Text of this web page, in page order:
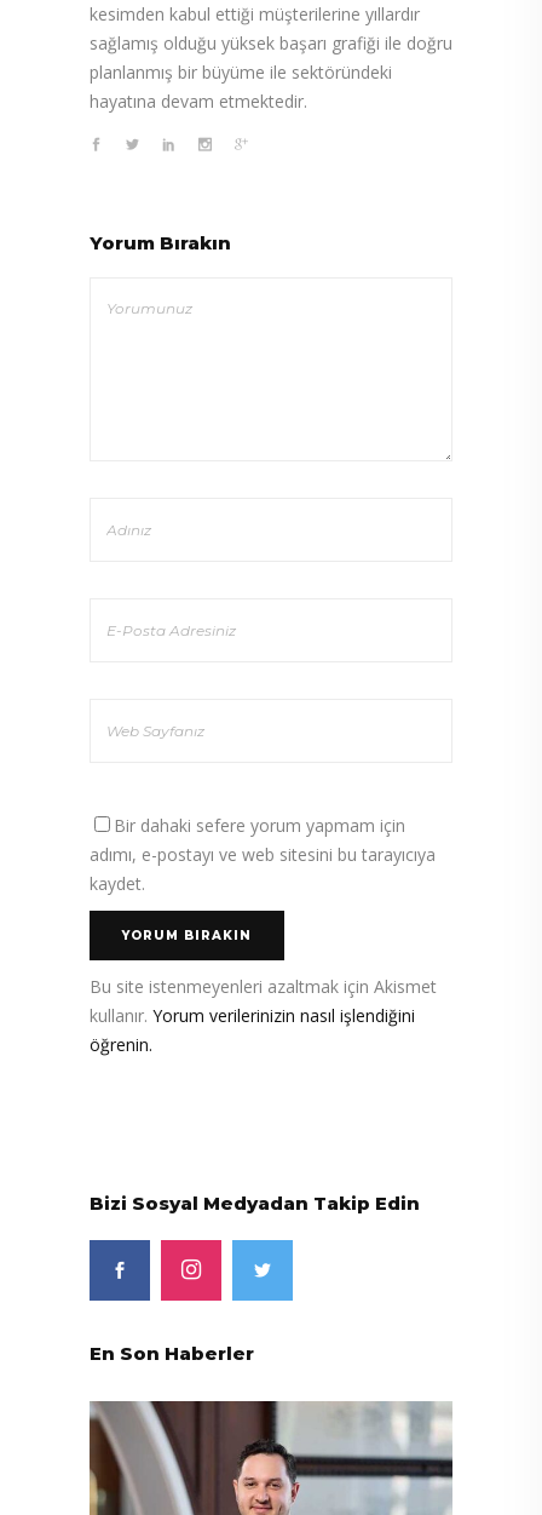
kesimden kabul ettiği müşterilerine yıllardır
sağlamış olduğu yüksek başarı grafiği ile doğru
planlanmış bir büyüme ile sektöründeki
hayatına devam etmektedir.
Yorum Bırakın
Bir dahaki sefere yorum yapmam için
adımı, e-postayı ve web sitesini bu tarayıcıya
kaydet.
Bu site istenmeyenleri azaltmak için Akismet
kullanır. Yorum verilerinizin nasıl işlendiğini
öğrenin.
Bizi Sosyal Medyadan Takip Edin
En Son Haberler